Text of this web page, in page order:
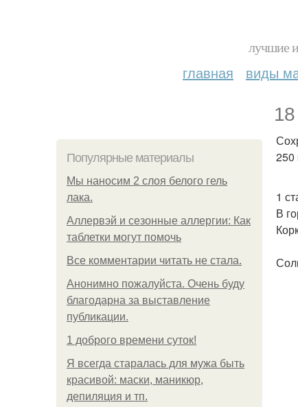
лучшие
главная виды
Популярные материалы
Мы наносим 2 слоя белого гель
лака.
Аллервэй и сезонные аллергии: Как
таблетки могут помочь
Все комментарии читать не стала.
Анонимно пожалуйста. Очень буду
благодарна за выставление
публикации.
1 доброго времени суток!
Я всегда старалась для мужа быть
красивой: маски, маникюр,
депиляция и тп.
250
1
В